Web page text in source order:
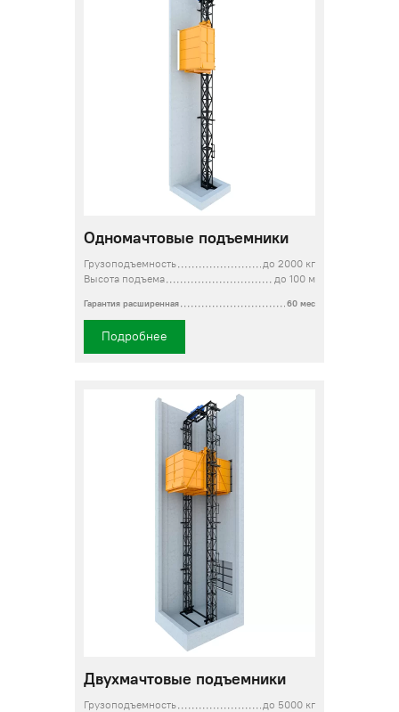
Одномачтовые подъемники
Грузоподъемность
до 2000 кг
Высота подъема
до 100 м
Гарантия расширенная 60 мес
Подробнее
Двухмачтовые подъемники
Грузоподъемность
до 5000 кг